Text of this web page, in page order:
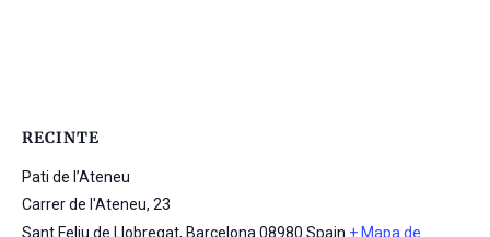
RECINTE
Pati de l’Ateneu
Carrer de l'Ateneu, 23
Sant Feliu de Llobregat, Barcelona 08980 Spain + Mapa de